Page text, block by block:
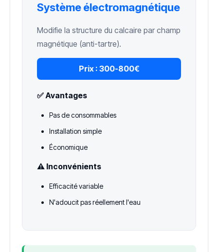
Système électromagnétique
Modifie la structure du calcaire par champ
magnétique (anti-tartre).
Prix : 300-800€
✅ Avantages
Pas de consommables
Installation simple
Économique
⚠️ Inconvénients
Efficacité variable
N'adoucit pas réellement l'eau